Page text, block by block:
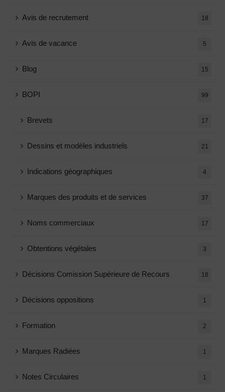
Avis de recrutement 18
Avis de vacance 5
Blog 15
BOPI 99
Brevets 17
Dessins et modèles industriels 21
Indications géographiques 4
Marques des produits et de services 37
Noms commerciaux 17
Obtentions végétales 3
Décisions Comission Supérieure de Recours 18
Décisions oppositions 1
Formation 2
Marques Radiées 1
Notes Circulaires 1